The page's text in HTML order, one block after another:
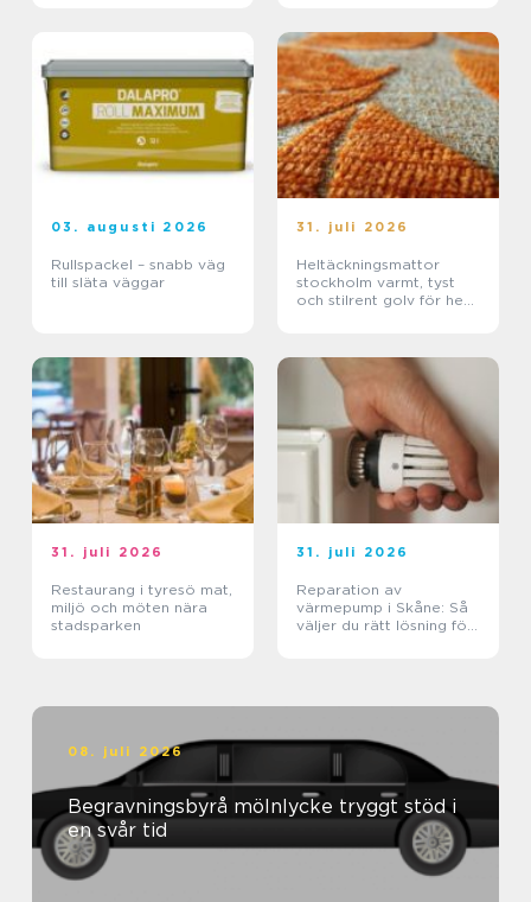
03. augusti 2026
Rullspackel – snabb väg
till släta väggar
31. juli 2026
Heltäckningsmattor
stockholm varmt, tyst
och stilrent golv för hem
31. juli 2026
Restaurang i tyresö mat,
miljö och möten nära
stadsparken
31. juli 2026
Reparation av
värmepump i Skåne: Så
väljer du rätt lösning för
08. juli 2026
Begravningsbyrå mölnlycke tryggt stöd i
en svår tid